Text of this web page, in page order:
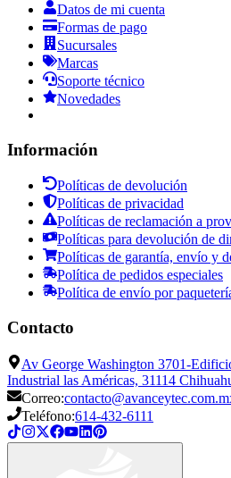
Datos de mi cuenta
Formas de pago
Sucursales
Marcas
Soporte técnico
Novedades
Información
Políticas de devolución
Políticas de privacidad
Políticas de reclamación a
Políticas para devolución de
Políticas de garantía, envío y
Política de pedidos especiales
Política de envío por
Contacto
Av George Washington 3701-
Industrial las Américas, 31114
Correo:
Teléfono:614-432-6111